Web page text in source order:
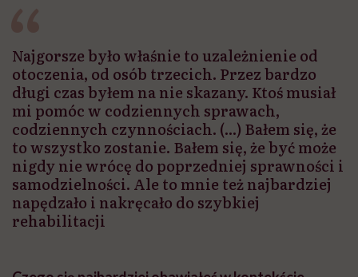
Najgorsze było właśnie to uzależnienie od
otoczenia, od osób trzecich. Przez bardzo
długi czas byłem na nie skazany. Ktoś musiał
mi pomóc w codziennych sprawach,
codziennych czynnościach. (...) Bałem się, że
to wszystko zostanie. Bałem się, że być może
nigdy nie wrócę do poprzedniej sprawności i
samodzielności. Ale to mnie też najbardziej
napędzało i nakręcało do szybkiej
rehabilitacji